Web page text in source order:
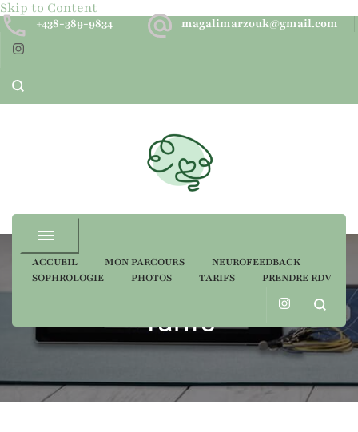
Skip to Content
+438-389-9834 magalimarzouk@gmail.com
ACCUEIL MON PARCOURS
NEUROFEEDBACK
SOPHROLOGIE
PHOTOS TARIFS PRENDRE RDV
Tarifs